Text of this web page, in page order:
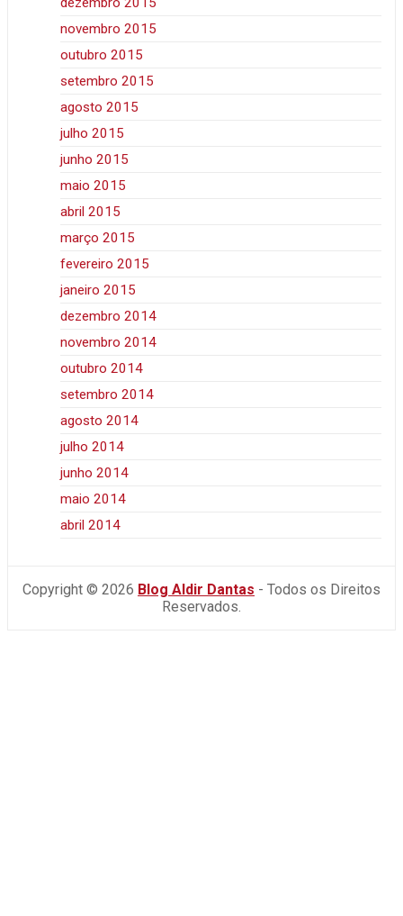
novembro 2015
outubro 2015
setembro 2015
agosto 2015
julho 2015
junho 2015
maio 2015
abril 2015
março 2015
fevereiro 2015
janeiro 2015
dezembro 2014
novembro 2014
outubro 2014
setembro 2014
agosto 2014
julho 2014
junho 2014
maio 2014
abril 2014
Copyright © 2026 Blog Aldir Dantas - Todos os Direitos
Reservados.